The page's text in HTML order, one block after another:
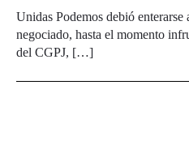
Unidas Podemos debió
negociado, hasta el momento
del CGPJ, […]